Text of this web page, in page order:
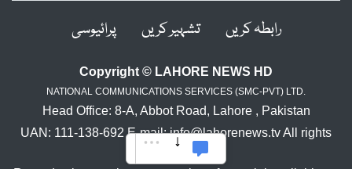
رابطہ کریں تشہیر کریں پرائیوسی
Copyright © LAHORE NEWS HD
NATIONAL COMMUNICATIONS SERVICES (SMC-PVT) LTD.
Head Office: 8-A, Abbot Road, Lahore , Pakistan
UAN: 111-138-692 E-mail: info@lahorenews.tv All rights
reserved.